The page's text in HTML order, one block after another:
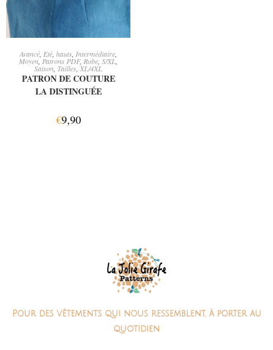
AJOUTER AU PANIER
Avancé Eté hauts Intermédiaire
Moyen, Patrons PDF, Robe S/XL
Saison Tailles XL/4XL
PATRON DE COUTURE
LA DISTINGUÉE
€9,90
Pour des vêtements qui nous ressemblent, à porter au
quotidien